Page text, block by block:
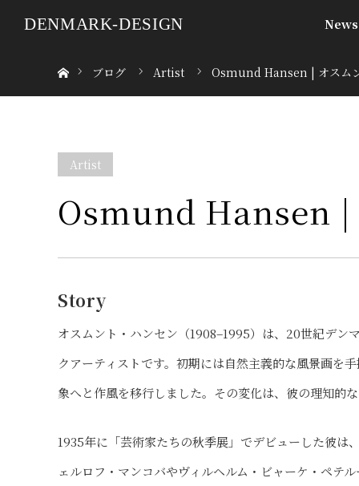
DENMARK-DESIGN News
ブログ
Artist Osmund Hansen | オスム
Artist
Osmund Hansen |
Story
オスムント・ハンセン（1908–1995）は、20世紀デン
クアーティストです。初期には自然主義的な風景画を
象へと作風を移行しました。その変化は、彼の理知的
1935年に「芸術家たちの秋季展」でデビューした彼は
ェルロフ・マンコバやヴィルヘルム・ビャーケ・ペテ